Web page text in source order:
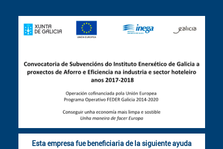
Esta empresa fue beneficiaria de la siguiente ayuda